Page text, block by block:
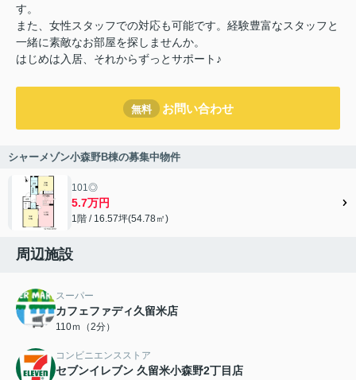
す。
また、女性スタッフでの対応も可能です。経験豊富なスタッフと
一緒に素敵なお部屋を探しませんか。
はじめは入居、それからずっとサポート♪
無料 お問い合わせ
シャーメゾン小森野B棟の募集中物件
101◎
5.7万円
1階 / 16.57坪(54.78㎡)
周辺施設
スーパー
カフェファディ久留米店
110ｍ（2分）
コンビニエンスストア
セブンイレブン 久留米小森野2丁目店